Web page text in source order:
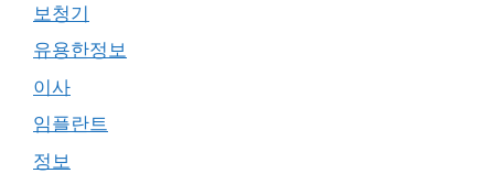
보청기
유용한정보
이사
임플란트
정보